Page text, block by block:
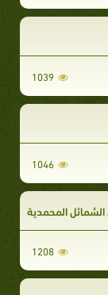
1039
1046
الشمائل المحمدية
1208